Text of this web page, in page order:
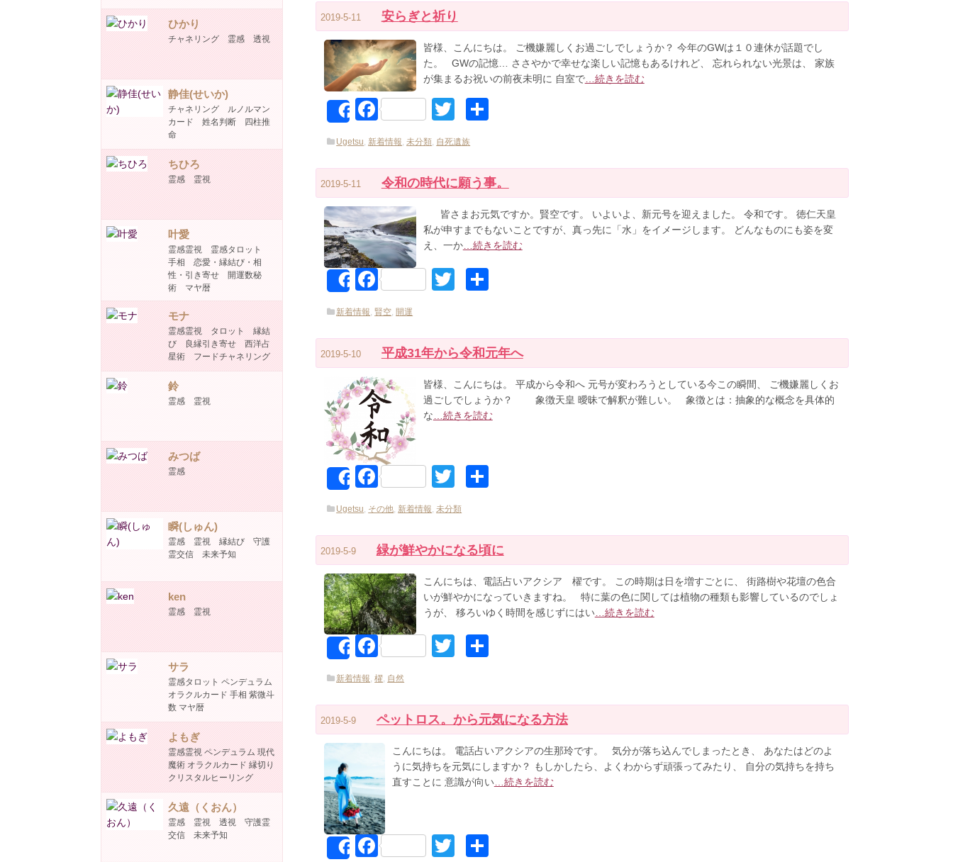
ひかり
チャネリング 霊感 透視
静佳(せいか)
チャネリング ルノルマン
カード 姓名判断 四柱推
命
ちひろ
霊感 霊視
叶愛
霊感霊視 霊感タロット
手相 恋愛・縁結び・相
性・引き寄せ 開運数秘
術 マヤ暦
モナ
霊感霊視 タロット 縁結
び 良縁引き寄せ 西洋占
星術 フードチャネリング
鈴
霊感 霊視
みつば
霊感
瞬(しゅん)
霊感 霊視 縁結び 守護
霊交信 未来予知
ken
霊感 霊視
サラ
霊感タロット ペンデュラム
オラクルカード 手相 紫微斗
数 マヤ暦
よもぎ
霊感霊視 ペンデュラム 現代
魔術 オラクルカード 縁切り
クリスタルヒーリング
久遠（くおん）
霊感 霊視 透視 守護霊
交信 未来予知
2019-5-11 安らぎと祈り
皆様、こんにちは。 ご機嫌麗しくお過ごしでしょうか？ 今年のGWは１０連休が話題でし
た。 GWの記憶… ささやかで幸せな楽しい記憶もあるけれど、 忘れられない光景は、 家族
が集まるお祝いの前夜未明に 自室で…続きを読む
ShareFacebookTwitter
Ugetsu, 新着情報,未分類, 自死遺族
2019-5-11 令和の時代に願う事。
皆さまお元気ですか。賢空です。 いよいよ、新元号を迎えました。 令和です。 徳仁天皇
私が申すまでもないことですが、真っ先に「水」をイメージします。 どんなものにも姿を変
え、一か…続きを読む
ShareFacebookTwitter
新着情報 ,賢空 開運
2019-5-10 平成31年から令和元年へ
皆様、こんにちは。 平成から令和へ 元号が変わろうとしている今この瞬間、 ご機嫌麗しくお
過ごしでしょうか？ 象徴天皇 曖昧で解釈が難しい。 象徴とは：抽象的な概念を具体的
な …続きを読む
ShareFacebookTwitter
Ugetsu, その他, 新着情報,未分類
2019-5-9 緑が鮮やかになる頃に
こんにちは、電話占いアクシア 櫂です。 この時期は日を増すごとに、 街路樹や花壇の色合
いが鮮やかになっていきますね。 特に葉の色に関しては植物の種類も影響しているのでしょ
うが、 移ろいゆく時間を感じずにはい…続きを読む
ShareFacebookTwitter
新着情報,櫂, 自然
2019-5-9 ペットロス。から元気になる方法
こんにちは。 電話占いアクシアの生那玲です。 気分が落ち込んでしまったとき、 あなたはどのよ
うに気持ちを元気にしますか？ もしかしたら、よくわからず頑張ってみたり、 自分の気持ちを持ち
直すことに 意識が向い…続きを読む
ShareFacebookTwitter